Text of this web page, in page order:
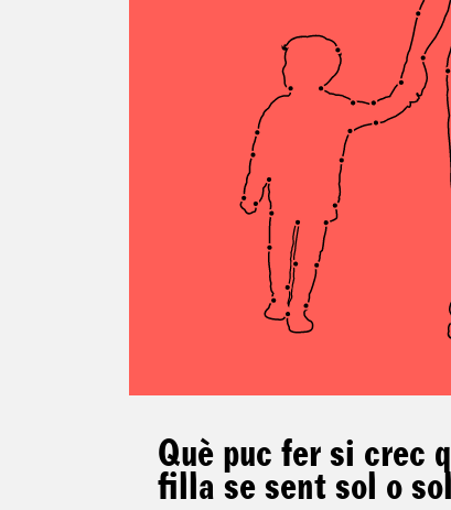
Què puc fer si crec
filla se sent sol o